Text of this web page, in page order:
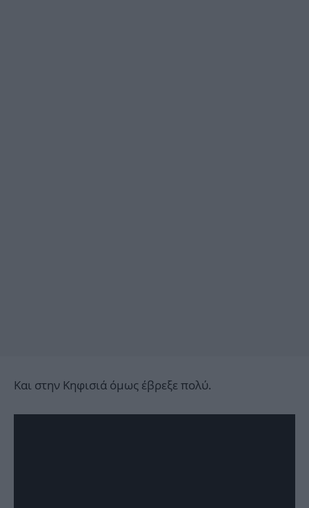
Και στην Κηφισιά όμως έβρεξε πολύ.